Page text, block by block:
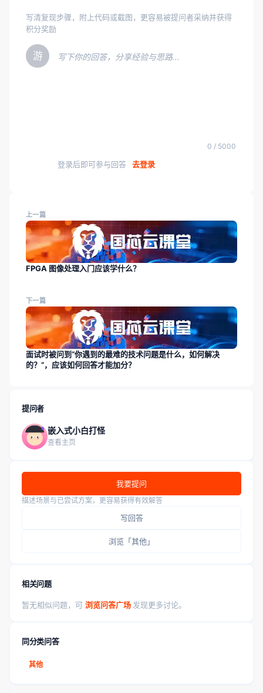
写清复现步骤，附上代码或截图，更容易被提问者采纳并获得
积分奖励
游 写下你的回答，分享经验与思路…
0 / 5000
登录后即可参与回答 去登录
上一篇
FPGA 图像处理入门应该学什么？
下一篇
面试时被问到“你遇到的最难的技术问题是什么，如何解决
的？”，应该如何回答才能加分？
提问者
嵌入式小白打怪
查看主页
我要提问
描述场景与已尝试方案，更容易获得有效解答
写回答
浏览「其他」
相关问题
暂无相似问题，可 浏览问答广场 发现更多讨论。
同分类问答
其他